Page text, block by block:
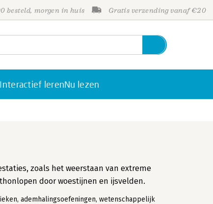
besteld, morgen in huis Gratis verzending vanaf €20
Interactief lerenNu lezen
zoals het weerstaan van extreme
door woestijnen en ijsvelden.
ademhalingsoefeningen, wetenschappelijk
Personen